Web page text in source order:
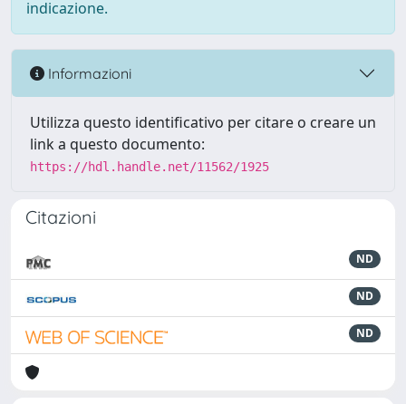
indicazione.
Informazioni
Utilizza questo identificativo per citare o creare un
link a questo documento:
https://hdl.handle.net/11562/1925
Citazioni
ND
ND
ND